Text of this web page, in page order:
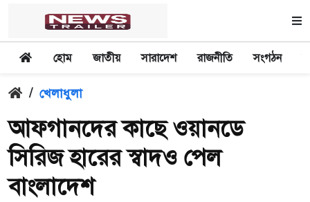
হোম জাতীয় সারাদেশ রাজনীতি সংগঠন
/ খেলাধুলা
আফগানদের কাছে ওয়ানডে
সিরিজ হারের স্বাদও পেল
বাংলাদেশ